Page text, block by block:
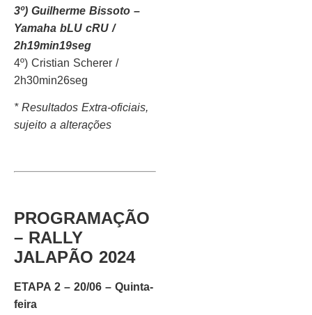
3º) Guilherme Bissoto –
Yamaha bLU cRU /
2h19min19seg
4º) Cristian Scherer /
2h30min26seg
* Resultados Extra-oficiais,
sujeito a alterações
PROGRAMAÇÃO
– RALLY
JALAPÃO 2024
ETAPA 2 – 20/06 – Quinta-
feira